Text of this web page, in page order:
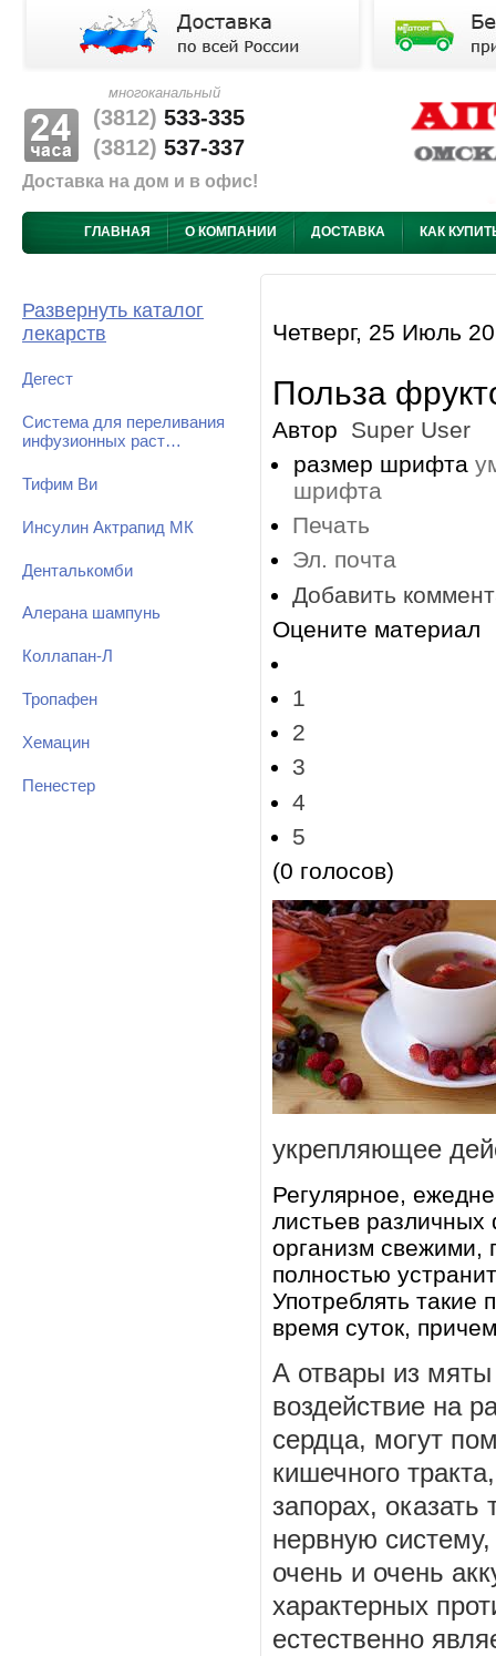
многоканальный
(3812) 533-335
(3812) 537-337
Доставка на дом и в офис!
ГЛАВНАЯ О КОМПАНИИ ДОСТАВКА КАК
Развернуть каталог
лекарств
Дегест
Система для переливания
инфузионных раст…
Тифим Ви
Инсулин Актрапид МК
Денталькомби
Алерана шампунь
Коллапан-Л
Тропафен
Хемацин
Пенестер
Четверг, 25 Июль
Польза
Автор Super User
размер шрифта
шрифта
Печать
Эл. почта
Добавить
Оцените материал
1
2
3
4
5
(0 голосов)
укрепляющее
Регулярное,
листьев
организм свежими,
полностью
Употреблять
время суток,
А отвары из мяты
воздействие на
сердца, могут
кишечного
запорах,
нервную
очень и очень
характерных
естественно